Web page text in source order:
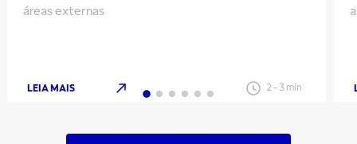
áreas externas
LEIA MAIS 2- 3 min